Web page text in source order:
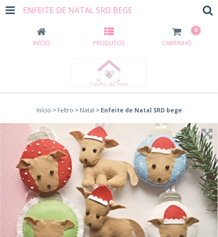
ENFEITE DE NATAL SRD BEGE
INÍCIO PRODUTOS CARRINHO
0
Início > Feltro > Natal > Enfeite de Natal SRD bege